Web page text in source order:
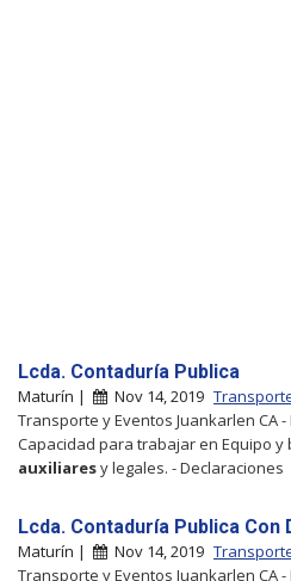
Lcda. Contaduría Publica
Maturín | Nov 14, 2019
Transporte y Eventos Juankarlen CA
Capacidad para trabajar en Equipo
auxiliaresy legales. - Declaraciones
Lcda. Contaduría Publica Con
Maturín | Nov 14, 2019
Transporte y Eventos Juankarlen CA